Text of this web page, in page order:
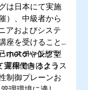
は日本にて実施
）、中級者から
アおよびシステ
座を受けること
ホスティング型
用できるよう
metalや仮想マ
稼働向けクラス
制御プレーンお